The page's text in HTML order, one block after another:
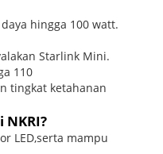
hingga 100 watt.
Starlink Mini.
110
tingkat ketahanan
LED,serta mampu